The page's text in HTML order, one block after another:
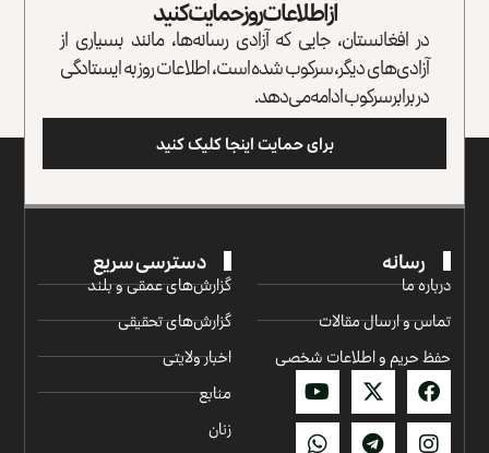
از اطلاعات روز حمایت کنید
در افغانستان، جایی که آزادی رسانه‌ها، مانند بسیاری از
آزادی‌های دیگر، سرکوب شده است، اطلاعات روز به ایستادگی
در برابر سرکوب ادامه می‌دهد.
برای حمایت اینجا کلیک کنید
رسانه
درباره ما
تماس و ارسال مقالات
حفظ حریم و اطلاعات شخصی
دسترسی سریع
گزارش‌‌های عمقی و بلند
گزارش‌های تحقیقی
اخبار ولایتی
منابع
زنان